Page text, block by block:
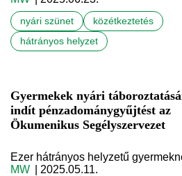
nyári szünet
közétkeztetés
hátrányos helyzet
Gyermekek nyári
indít pénzadománygyűjtést az
Ökumenikus Segélyszervezet
Ezer hátrányos helyzetű
MW
| 2025.05.11.